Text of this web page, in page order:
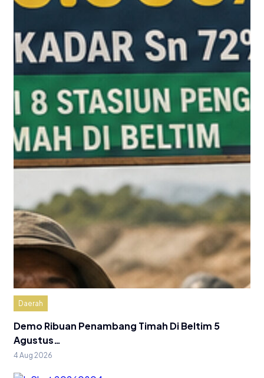
Daerah
Demo Ribuan Penambang Timah Di Beltim 5
Agustus…
4 Aug 2026